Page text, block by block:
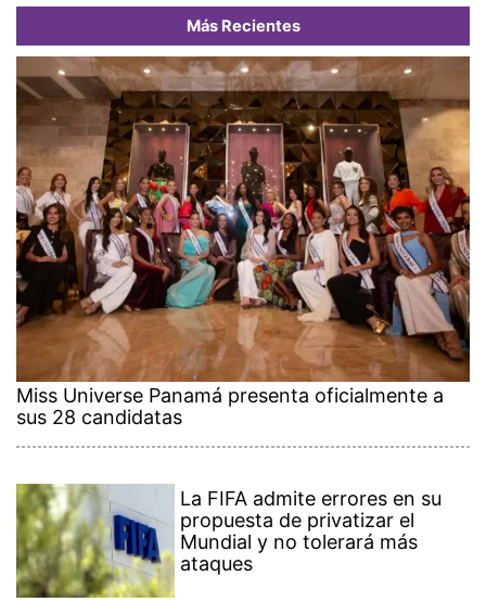
Más Recientes
Miss Universe Panamá presenta oficialmente a
sus 28 candidatas
La FIFA admite errores en su
propuesta de privatizar el
Mundial y no tolerará más
ataques